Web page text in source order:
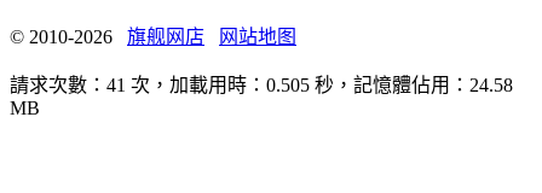
© 2010-2026 旗舰网店 网站地图
請求次數：41 次，加載用時：0.505 秒，記憶體佔用：24.58
MB